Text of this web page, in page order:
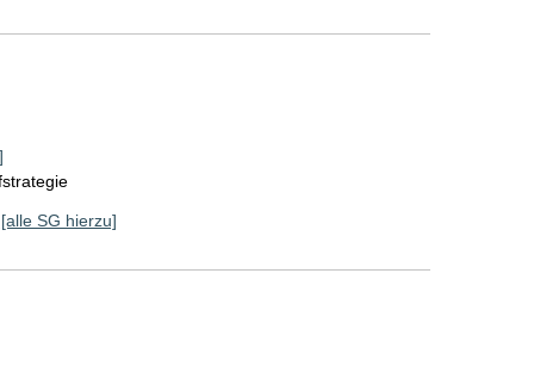
[alle SG hierzu]